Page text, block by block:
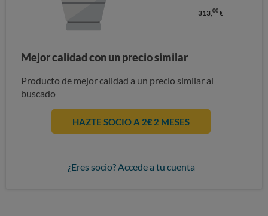
313,00 €
Mejor calidad con un precio similar
Producto de mejor calidad a un precio similar al
buscado
HAZTE SOCIO A 2€ 2 MESES
¿Eres socio? Accede a tu cuenta